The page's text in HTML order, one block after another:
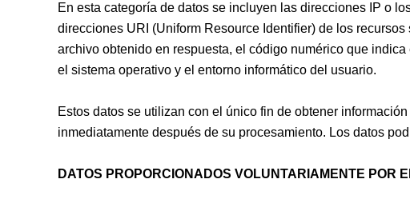
En esta categoría de datos se incluyen las direcciones IP o
direcciones URI (Uniform Resource Identifier) de los
archivo obtenido en respuesta, el código numérico que
el sistema operativo y el entorno informático del usuario.
Estos datos se utilizan con el único fin de obtener
inmediatamente después de su procesamiento. Los datos
DATOS PROPORCIONADOS VOLUNTARIAMENTE POR